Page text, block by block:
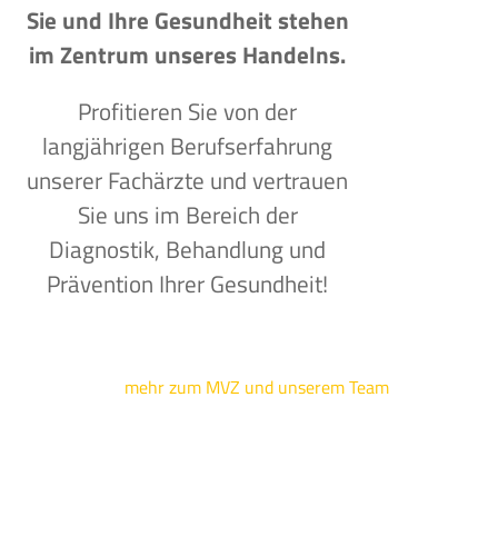
Sie und Ihre Gesundheit stehen
im Zentrum unseres Handelns.
Profitieren Sie von der
langjährigen Berufserfahrung
unserer Fachärzte und vertrauen
Sie uns im Bereich der
Diagnostik, Behandlung und
Prävention Ihrer Gesundheit!
mehr zum MVZ und unserem Team